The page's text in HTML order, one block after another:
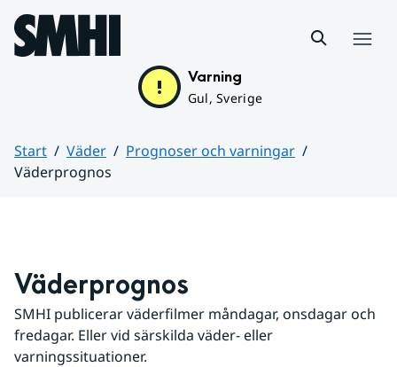
Hoppa till sidans innehåll
Varning
Gul, Sverige
Start Väder
Prognoser och varningar
Väderprognos
Väderprognos
SMHI publicerar väderfilmer måndagar, onsdagar och
fredagar. Eller vid särskilda väder- eller
varningssituationer.